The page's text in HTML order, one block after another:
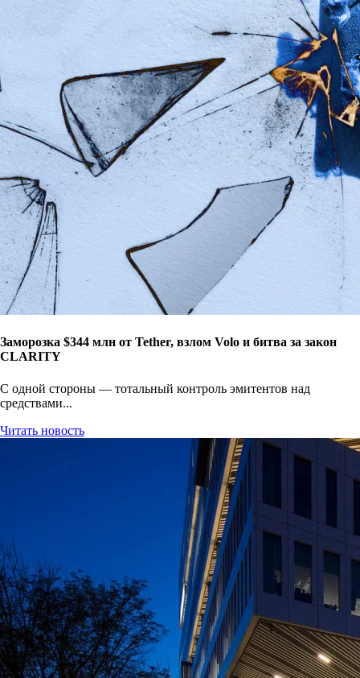
Заморозка $344 млн от Tether, взлом Volo и битва за закон
CLARITY
С одной стороны — тотальный контроль эмитентов над
средствами...
Читать новость